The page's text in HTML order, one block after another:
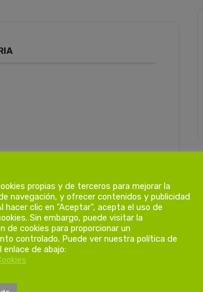
propias y de terceros para mejorar la
navegación, y ofrecer contenidos y publicidad
hacer clic en "Aceptar", acepta el uso de
Sin embargo, puede visitar la
de cookies para proporcionar un
controlado. Puede ver nuestra política de
enlace de abajo: